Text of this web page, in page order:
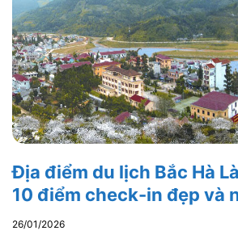
Địa điểm du lịch Bắc Hà
10 điểm check-in đẹp và
26/01/2026